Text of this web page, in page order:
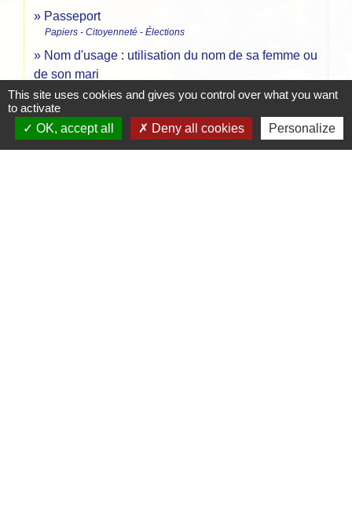
Passeport
Papiers - Citoyenneté - Élections
Nom d'usage : utilisation du nom de sa femme ou
de son mari
Papiers - Citoyenneté - Élections
Signaler une erreur sur cette page
This site uses cookies and gives you control over what you want
to activate
OK, accept all
Deny all cookies Personalize